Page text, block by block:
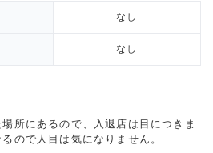
なし
なし
所にあるので、入退店は目につきま
ので人目は気になりません。